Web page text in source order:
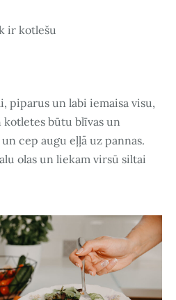
ir kotlešu
piparus un labi iemaisa visu,
būtu blīvas un
cep augu eļļā uz pannas.
olas un liekam virsū siltai